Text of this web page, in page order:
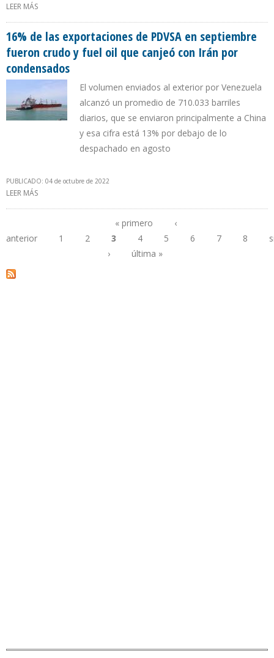
LEER MÁS
16% de las exportaciones de PDVSA en septiembre
fueron crudo y fuel oil que canjeó con Irán por
condensados
El volumen enviados al exterior por Venezuela
alcanzó un promedio de 710.033 barriles
diarios, que se enviaron principalmente a China
y esa cifra está 13% por debajo de lo
despachado en agosto
PUBLICADO: 04 de octubre de 2022
LEER MÁS
Páginas
« primero
‹
anterior
1 2 3 4 5 6 7 8
›
última »